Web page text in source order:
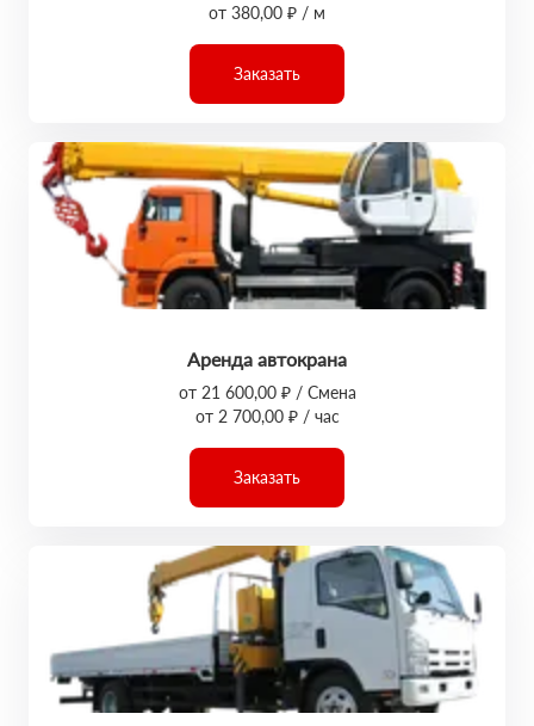
от 380,00 ₽ / м
Заказать
Аренда автокрана
от 21 600,00 ₽ / Смена
от 2 700,00 ₽ / час
Заказать